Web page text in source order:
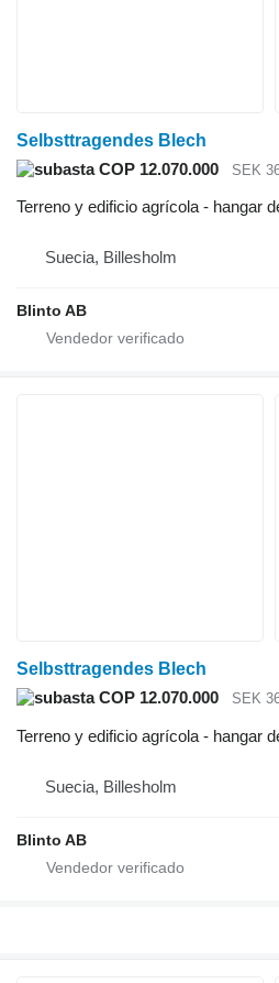
Selbsttragendes Blech
COP 12.070.000
SEK
Terreno y edificio agrícola - hangar
Suecia, Billesholm
Blinto AB
Selbsttragendes Blech
COP 12.070.000
SEK
Terreno y edificio agrícola - hangar
Suecia, Billesholm
Blinto AB